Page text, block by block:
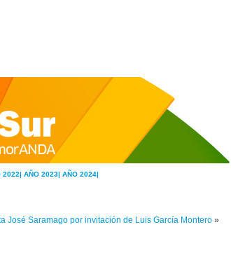
2022| AÑO 2023| AÑO 2024|
José Saramago por invitación de Luis García Montero »